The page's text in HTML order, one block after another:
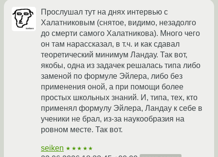
Прослушал тут на днях интервью с
Халатниковым (снятое, видимо, незадолго
до смерти самого Халатникова). Много чего
он там нарассказал, в т.ч. и как сдавал
теоретический минимум Ландау. Так вот,
якобы, одна из задачек решалась типа либо
заменой по формуле Эйлера, либо без
применения оной, а при помощи более
простых школьных знаний. И, типа, тех, кто
применял формулу Эйлера, Ландау к себе в
ученики не брал, из-за наукообразия на
ровном месте. Так вот.
seiken ★★★★★